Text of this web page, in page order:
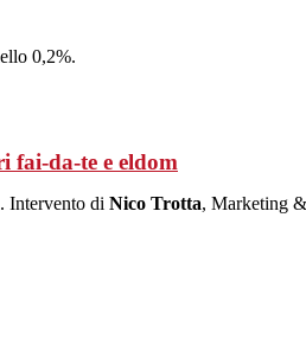
0,2%.
fai-da-te e eldom
Intervento di Nico Trotta, Marketing